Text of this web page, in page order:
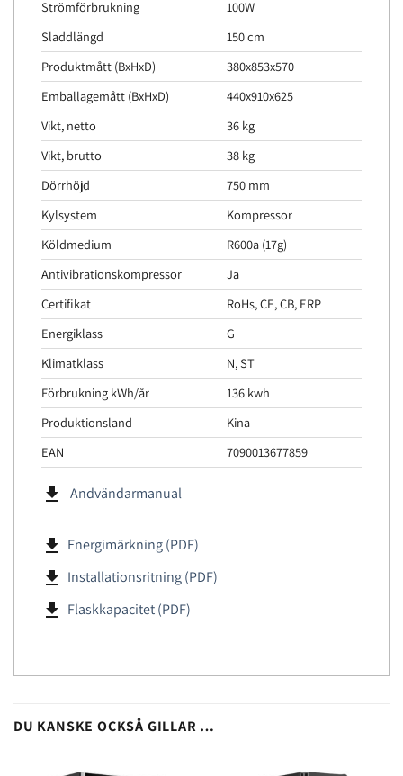
Strömförbrukning
100W
Sladdlängd
150 cm
Produktmått (BxHxD)
380x853x570
Emballagemått (BxHxD)
440x910x625
Vikt, netto
36 kg
Vikt, brutto
38 kg
Dörrhöjd
750 mm
Kylsystem
Kompressor
Köldmedium
R600a (17g)
Antivibrationskompressor
Ja
Certifikat
RoHs, CE, CB, ERP
Energiklass
G
Klimatklass
N, ST
Förbrukning kWh/år
136 kwh
Produktionsland
Kina
EAN
7090013677859
file_download Andvändarmanual
file_download Energimärkning (PDF)
file_download Installationsritning (PDF)
file_download Flaskkapacitet (PDF)
DU KANSKE OCKSÅ GILLAR …